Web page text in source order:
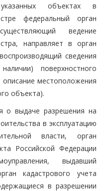
объектах в
федеральный орган
ведение
направляет в орган
сведения
поверхностного
местоположения
объекта).
о выдаче разрешения на
в эксплуатацию
власти, орган
Российской Федерации
выдавший
кадастрового учета
в разрешении